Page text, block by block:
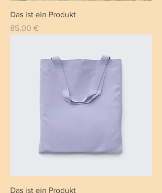
Das ist ein Produkt
Preis
85,00 €
Das ist ein Produkt